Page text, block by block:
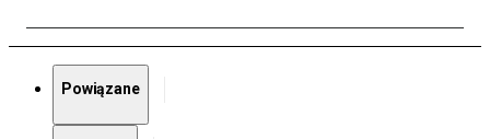
Powiązane